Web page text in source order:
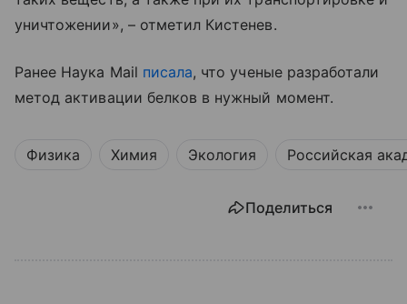
уничтожении», – отметил Кистенев.
Ранее Наука Mail писала, что ученые разработали
метод активации белков в нужный момент.
Физика Химия Экология Российская
Поделиться